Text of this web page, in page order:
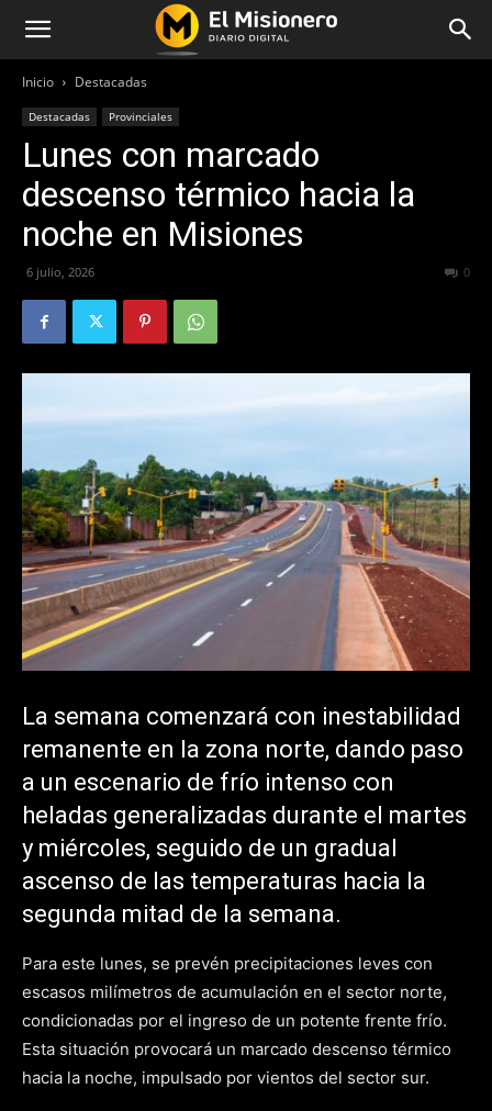
Inicio Destacadas
Destacadas Provinciales
Lunes con marcado
descenso térmico hacia la
noche en Misiones
6 julio, 2026 0
La semana comenzará con inestabilidad
remanente en la zona norte, dando paso
a un escenario de frío intenso con
heladas generalizadas durante el martes
y miércoles, seguido de un gradual
ascenso de las temperaturas hacia la
segunda mitad de la semana.
Para este lunes, se prevén precipitaciones leves con
escasos milímetros de acumulación en el sector norte,
condicionadas por el ingreso de un potente frente frío.
Esta situación provocará un marcado descenso térmico
hacia la noche, impulsado por vientos del sector sur.